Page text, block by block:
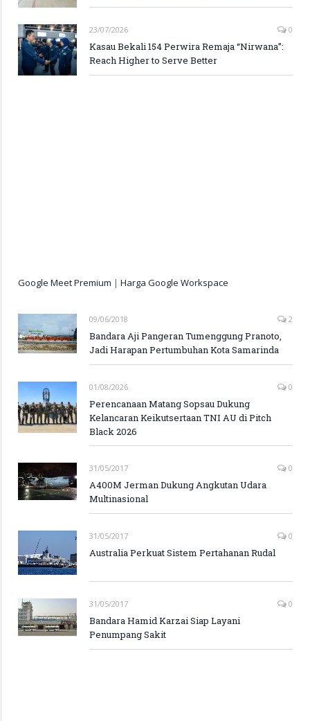
23/07/2026 0
Kasau Bekali 154 Perwira Remaja “Nirwana”:
Reach Higher to Serve Better
Google Meet Premium | Harga Google Workspace
09/06/2018 2
Bandara Aji Pangeran Tumenggung Pranoto,
Jadi Harapan Pertumbuhan Kota Samarinda
01/08/2026 0
Perencanaan Matang Sopsau Dukung
Kelancaran Keikutsertaan TNI AU di Pitch
Black 2026
31/05/2017 0
A400M Jerman Dukung Angkutan Udara
Multinasional
31/05/2017 0
Australia Perkuat Sistem Pertahanan Rudal
31/05/2017 0
Bandara Hamid Karzai Siap Layani
Penumpang Sakit